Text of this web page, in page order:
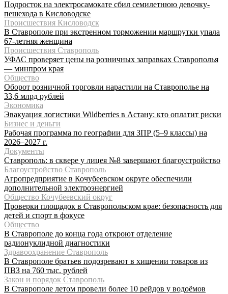
Подросток на электросамокате сбил семилетнюю девочку-
пешехода в Кисловодске
Происшествия Кисловодск
В Ставрополе при экстренном торможении маршрутки упала
67-летняя женщина
Происшествия Ставрополь
УФАС проверяет цены на розничных заправках Ставрополья
— минпром края
Общество
Оборот розничной торговли нарастили на Ставрополье на
33,6 млрд рублей
Экономика
Эвакуация логистики Wildberries в Астану: кто оплатит риски
Бизнес и деньги
Рабочая программа по географии для ЗПР (5–9 классы) на
2026–2027 г.
Документы
Ставрополь: в сквере у лицея №8 завершают благоустройство
Благоустройство Ставрополь
Агропредприятие в Кочубеевском округе обеспечили
дополнительной электроэнергией
Общество Кочубеевский округ
Проверки площадок в Ставропольском крае: безопасность для
детей и спорт в фокусе
Общество
В Ставрополе до конца года откроют отделение
радионуклидной диагностики
Здравоохранение Ставрополь
В Ставрополе братьев подозревают в хищении товаров из
ПВЗ на 760 тыс. рублей
Закон и порядок Ставрополь
В Ставрополе летом провели более 10 рейдов у водоёмов